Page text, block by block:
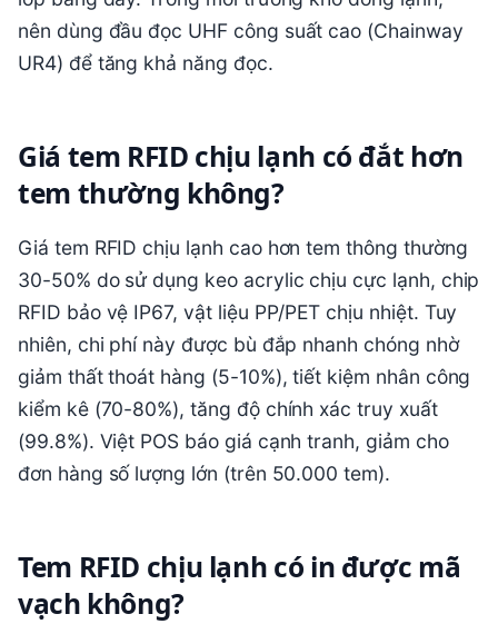
nên dùng đầu đọc UHF công suất cao (Chainway
UR4) để tăng khả năng đọc.
Giá tem RFID chịu lạnh có đắt hơn
tem thường không?
Giá tem RFID chịu lạnh cao hơn tem thông thường
30-50% do sử dụng keo acrylic chịu cực lạnh, chip
RFID bảo vệ IP67, vật liệu PP/PET chịu nhiệt. Tuy
nhiên, chi phí này được bù đắp nhanh chóng nhờ
giảm thất thoát hàng (5-10%), tiết kiệm nhân công
kiểm kê (70-80%), tăng độ chính xác truy xuất
(99.8%). Việt POS báo giá cạnh tranh, giảm cho
đơn hàng số lượng lớn (trên 50.000 tem).
Tem RFID chịu lạnh có in được mã
vạch không?